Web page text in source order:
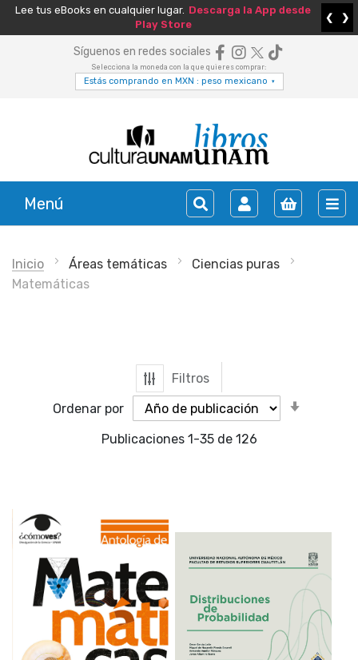
Lee tus eBooks en cualquier lugar. Descarga la App desde
Play Store
❮ ❯
Síguenos en redes sociales
Selecciona la moneda con la que quieres comprar:
Estás comprando en MXN : peso mexicano ▾
Menú
Inicio Áreas temáticas
Ciencias puras
Matemáticas
Filtros
Ordenar por
Publicaciones 1 -35de 126